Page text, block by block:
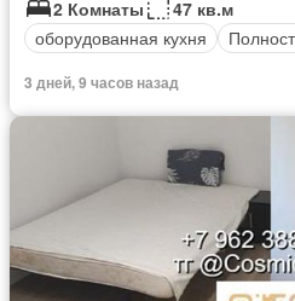
2 Комнаты
47 кв.м
оборудованная кухня
3 дней, 9 часов назад